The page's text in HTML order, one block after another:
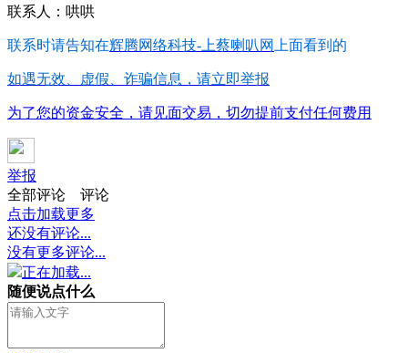
联系人：哄哄
联系时请告知在辉腾网络科技-上蔡喇叭网 上面看到的
如遇无效、虚假、诈骗信息，请立即举报
为了您的资金安全，请见面交易，切勿提前支付任何费用
举报
全部评论
评论
点击加载更多
还没有评论...
没有更多评论...
正在加载...
随便说点什么